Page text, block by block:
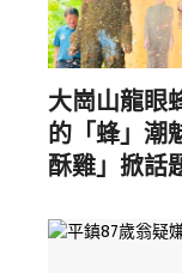
大崗山龍眼
的「蜂」潮
酥雞」掀話